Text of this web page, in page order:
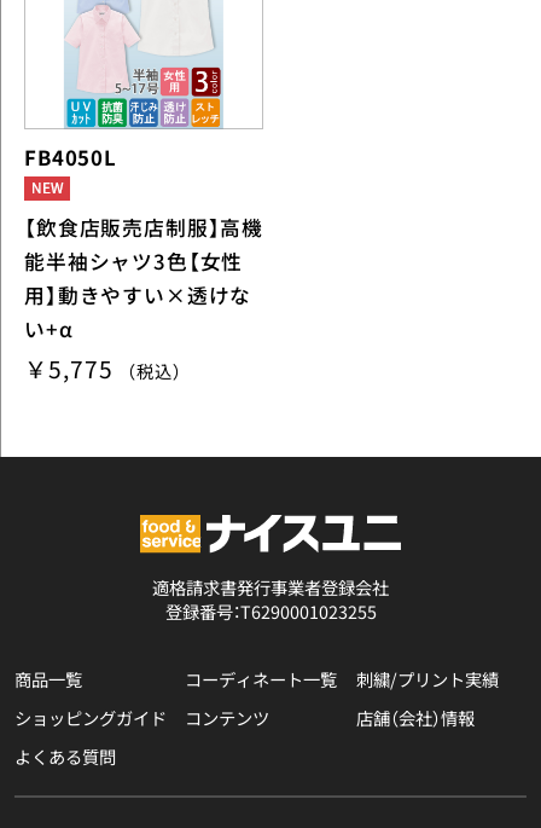
FB4050L
【飲食店販売店制服】高機
能半袖シャツ3色【女性
用】動きやすい×透けな
い+α
￥5,775 （税込）
適格請求書発行事業者登録会社
登録番号：T6290001023255
商品一覧 コーディネート一覧
刺繍/プリント実績
ショッピングガイド
コンテンツ
店舗（会社）情報
よくある質問